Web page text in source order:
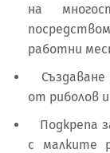
на
работни
Създаване
от риболов
Подкрепа
с малките